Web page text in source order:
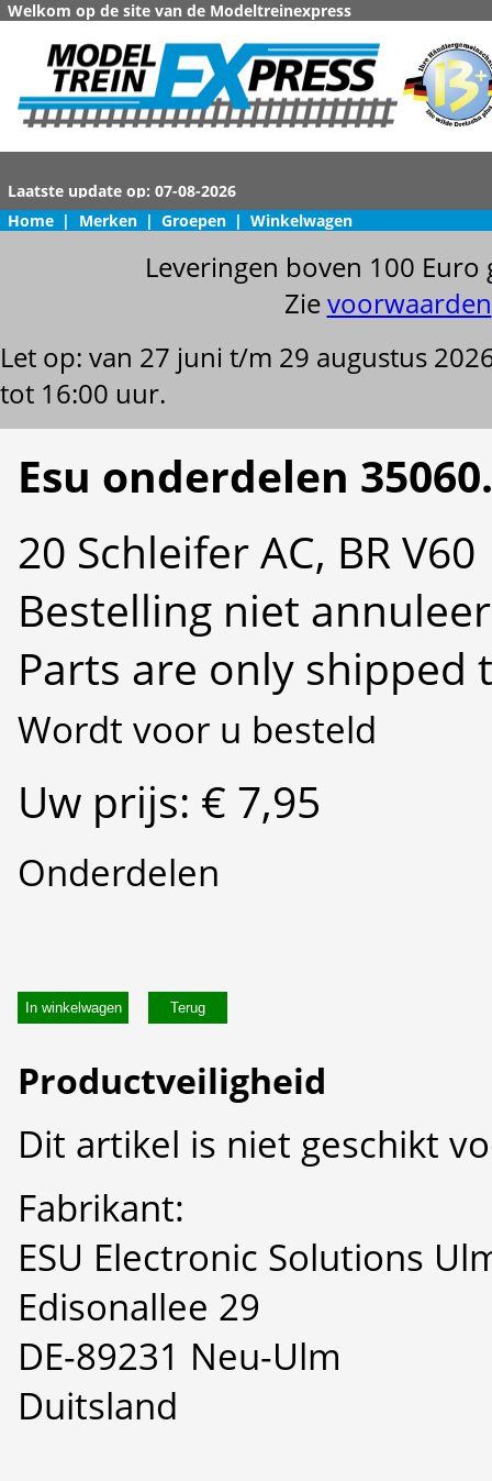
Welkom op de site van de Modeltreinexpress
Home | Merken | Groepen | Winkelwagen
Leveringen boven 100
Zievoorwaarden
Let op: van 27 juni t/m 29 augustus
tot 16:00 uur.
Esu onderdelen
20 Schleifer AC, BR V60
Bestelling niet
Parts are only shipped
Wordt voor u besteld
Uw prijs: € 7,95
Onderdelen
In winkelwagen
Productveiligheid
Dit artikel is niet geschikt
Fabrikant:
ESU Electronic Solutions
Edisonallee 29
DE-89231 Neu-Ulm
Duitsland